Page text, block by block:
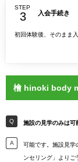
STEP
入会手続き
初回体験後、そのまま
檜 hinoki body
施設の見学のみは可
可能です。施設見学
ンセリング」よりご